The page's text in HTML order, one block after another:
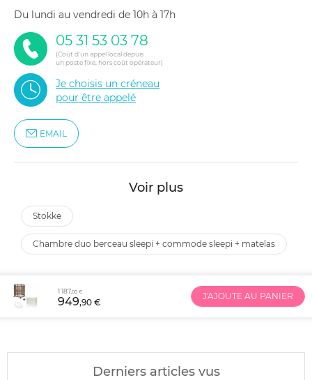
du lundi au vendredi de 10h à 17h
05 31 53 03 78
(Coût d'un appel local depuis
un poste fixe, hors coût opérateur)
Je choisis un créneau
pour être appelé
EMAIL
Voir plus
stokke
chambre duo berceau sleepi + commode sleepi + matelas
1 187,00 €
949,90 €
J'AJOUTE AU PANIER
Derniers articles vus